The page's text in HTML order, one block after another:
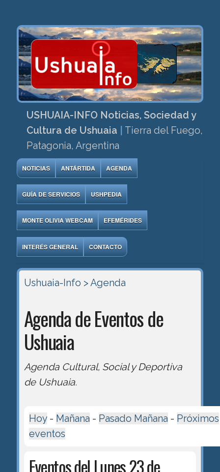
USHUAIA-INFO Noticias, Sociedad y
Cultura de Ushuaia
Tierra del Fuego,
Patagonia, Argentina
NOTICIAS ANTÁRTIDA AGENDA
GUÍA DE SERVICIOS USHPEDIA
MONTE OLIVIA WEBCAM EFEMÉRIDES
INTERÉS GENERAL CONTACTO
Ushuaia-Info > Agenda
Agenda de Eventos de
Ushuaia
Agenda Cultural, Social y Deportiva
de Ushuaia.
Hoy- Mañana - Pasado Mañana - Próximos
eventos
Eventos del Lunes 23 de